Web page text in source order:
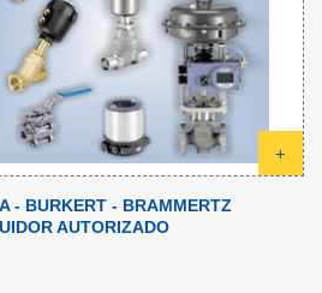
+
- BURKERT - BRAMMERTZ
AUTORIZADO